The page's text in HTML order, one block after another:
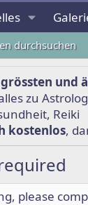
durchsuchen
grössten und
zu
, Reiki
kostenlos,
please